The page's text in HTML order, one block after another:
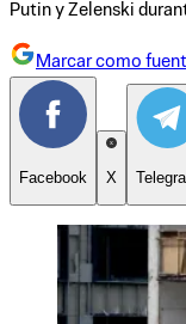
Putin y Zelenski
Marcar como
Facebook X